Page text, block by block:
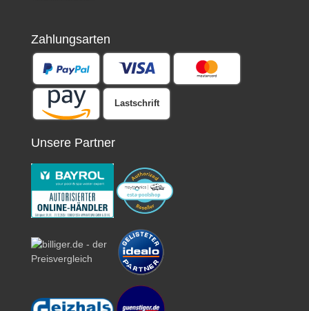
Zahlungsarten
Lastschrift
Unsere Partner